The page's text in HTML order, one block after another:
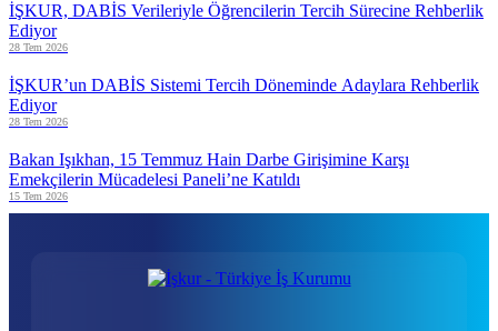
İŞKUR, DABİS Verileriyle Öğrencilerin Tercih Sürecine Rehberlik
Ediyor
28 Tem 2026
İŞKUR’un DABİS Sistemi Tercih Döneminde Adaylara Rehberlik
Ediyor
28 Tem 2026
Bakan Işıkhan, 15 Temmuz Hain Darbe Girişimine Karşı
Emekçilerin Mücadelesi Paneli’ne Katıldı
15 Tem 2026